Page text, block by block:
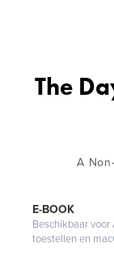
The
A
E-BOOK
Beschikbaar voor
toestellen en